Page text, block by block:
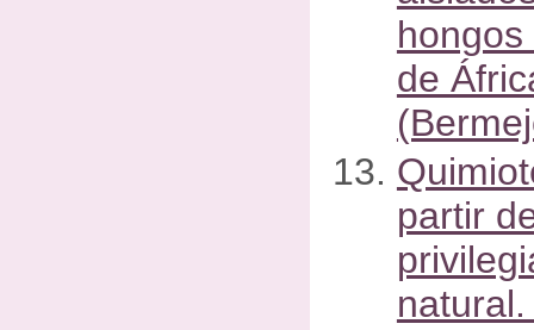
de
partir